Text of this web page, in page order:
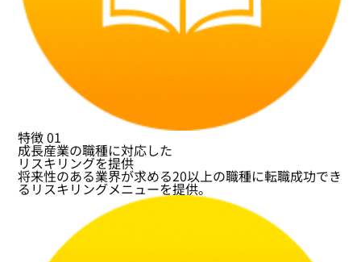
特徴01
成長産業の職種に対応した
リスキリングを提供
将来性のある業界が求める20以上の職種に転職成功でき
るリスキリングメニューを提供。